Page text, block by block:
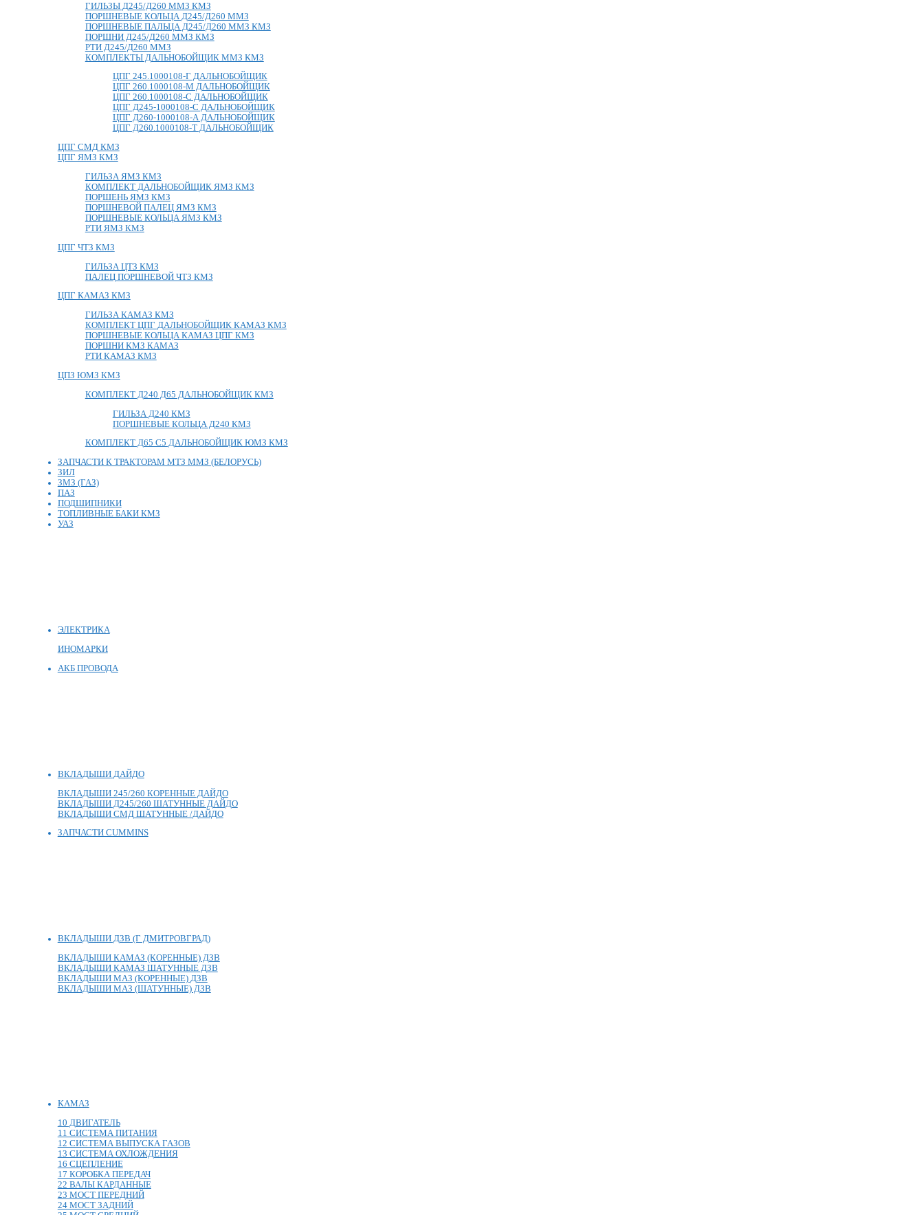
ГИЛЬЗЫ Д245/Д260 ММЗ КМЗ
ПОРШНЕВЫЕ КОЛЬЦА Д245/Д260 ММЗ
ПОРШНЕВЫЕ ПАЛЬЦА Д245/Д260 ММЗ КМЗ
ПОРШНИ Д245/Д260 ММЗ КМЗ
РТИ Д245/Д260 ММЗ
КОМПЛЕКТЫ ДАЛЬНОБОЙЩИК ММЗ КМЗ
ЦПГ 245.1000108-Г ДАЛЬНОБОЙЩИК
ЦПГ 260.1000108-М ДАЛЬНОБОЙЩИК
ЦПГ 260.1000108-С ДАЛЬНОБОЙЩИК
ЦПГ Д245-1000108-С ДАЛЬНОБОЙЩИК
ЦПГ Д260-1000108-А ДАЛЬНОБОЙЩИК
ЦПГ Д260.1000108-Т ДАЛЬНОБОЙЩИК
ЦПГ СМД КМЗ
ЦПГ ЯМЗ КМЗ
ГИЛЬЗА ЯМЗ КМЗ
КОМПЛЕКТ ДАЛЬНОБОЙЩИК ЯМЗ КМЗ
ПОРШЕНЬ ЯМЗ КМЗ
ПОРШНЕВОЙ ПАЛЕЦ ЯМЗ КМЗ
ПОРШНЕВЫЕ КОЛЬЦА ЯМЗ КМЗ
РТИ ЯМЗ КМЗ
ЦПГ ЧТЗ КМЗ
ГИЛЬЗА ЦТЗ КМЗ
ПАЛЕЦ ПОРШНЕВОЙ ЧТЗ КМЗ
ЦПГ КАМАЗ КМЗ
ГИЛЬЗА КАМАЗ КМЗ
КОМПЛЕКТ ЦПГ ДАЛЬНОБОЙЩИК КАМАЗ КМЗ
ПОРШНЕВЫЕ КОЛЬЦА КАМАЗ ЦПГ КМЗ
ПОРШНИ КМЗ КАМАЗ
РТИ КАМАЗ КМЗ
ЦПЗ ЮМЗ КМЗ
КОМПЛЕКТ Д240 Д65 ДАЛЬНОБОЙЩИК КМЗ
ГИЛЬЗА Д240 КМЗ
ПОРШНЕВЫЕ КОЛЬЦА Д240 КМЗ
КОМПЛЕКТ Д65 С5 ДАЛЬНОБОЙЩИК ЮМЗ КМЗ
ЗАПЧАСТИ К ТРАКТОРАМ МТЗ ММЗ (БЕЛОРУСЬ)
ЗИЛ
ЗМЗ (ГАЗ)
ПАЗ
ПОДШИПНИКИ
ТОПЛИВНЫЕ БАКИ КМЗ
УАЗ
ЭЛЕКТРИКА
ИНОМАРКИ
АКБ ПРОВОДА
ВКЛАДЫШИ ДАЙДО
ВКЛАДЫШИ 245/260 КОРЕННЫЕ ДАЙДО
ВКЛАДЫШИ Д245/260 ШАТУННЫЕ ДАЙДО
ВКЛАДЫШИ СМД ШАТУННЫЕ /ДАЙДО
ЗАПЧАСТИ CUMMINS
ВКЛАДЫШИ ДЗВ (Г ДМИТРОВГРАД)
ВКЛАДЫШИ КАМАЗ (КОРЕННЫЕ) ДЗВ
ВКЛАДЫШИ КАМАЗ ШАТУННЫЕ ДЗВ
ВКЛАДЫШИ МАЗ (КОРЕННЫЕ) ДЗВ
ВКЛАДЫШИ МАЗ (ШАТУННЫЕ) ДЗВ
КАМАЗ
10 ДВИГАТЕЛЬ
11 СИСТЕМА ПИТАНИЯ
12 СИСТЕМА ВЫПУСКА ГАЗОВ
13 СИСТЕМА ОХЛОЖДЕНИЯ
16 СЦЕПЛЕНИЕ
17 КОРОБКА ПЕРЕДАЧ
22 ВАЛЫ КАРДАННЫЕ
23 МОСТ ПЕРЕДНИЙ
24 МОСТ ЗАДНИЙ